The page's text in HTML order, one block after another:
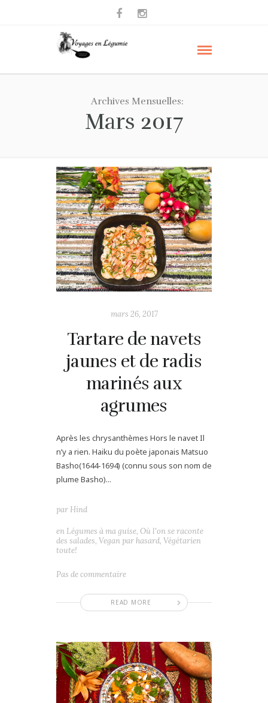
Archives Mensuelles:
Mars 2017
mars 26, 2017
Tartare de navets
jaunes et de radis
marinés aux
agrumes
Après les chrysanthèmes Hors le navet Il
n’y a rien. Haiku du poète japonais Matsuo
Basho(1644-1694) (connu sous son nom de
plume Basho)...
READ MORE
par Hind
en Légumes à ma guise, Où l'on se raconte
des salades, Vegan par hasard, Végétarien
toute!
Pas de commentaire